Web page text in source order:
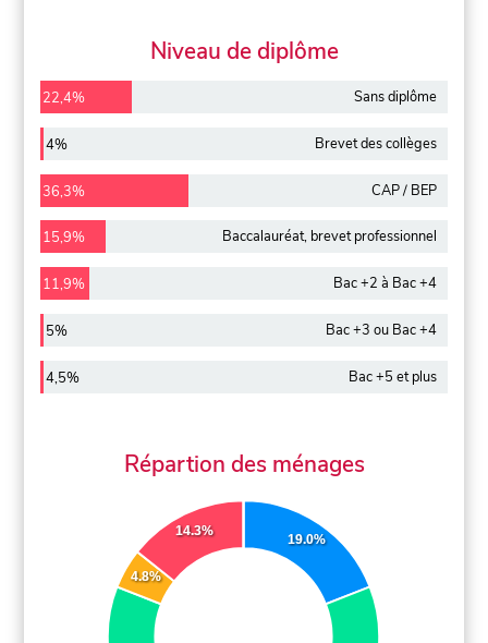
Niveau de diplôme
22,4% Sans diplôme
4% Brevet des collèges
36,3% CAP / BEP
15,9% Baccalauréat, brevet professionnel
11,9% Bac +2 à Bac +4
5% Bac +3 ou Bac +4
4,5% Bac +5 et plus
Répartion des ménages
19.0%
4.8%
14.3%